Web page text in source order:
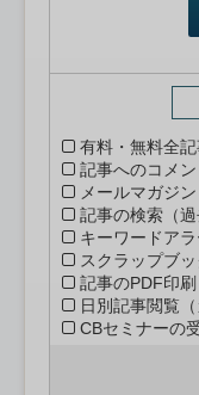
有料・無料全
記事へのコメン
メールマガジン
記事の検索（過
キーワードアラ
スクラップブッ
記事のPDF印刷
日別記事閲覧
CBセミナーの